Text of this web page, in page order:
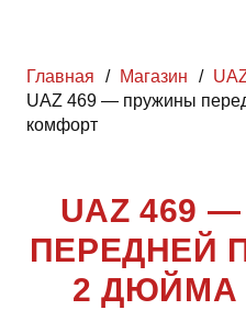
Главная / Магазин /
UAZ 469 — пружины
комфорт
UAZ 469
ПЕРЕДНЕЙ
2 ДЮЙМА